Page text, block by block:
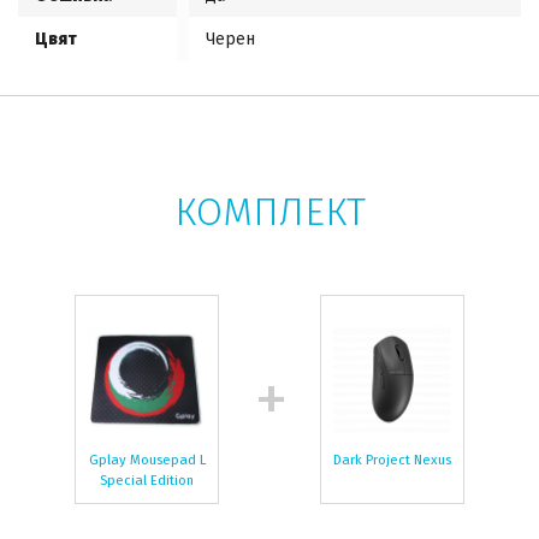
Цвят Черен
КОМПЛЕКТ
Gplay Mousepad L
Special Edition
Dark Project Nexus